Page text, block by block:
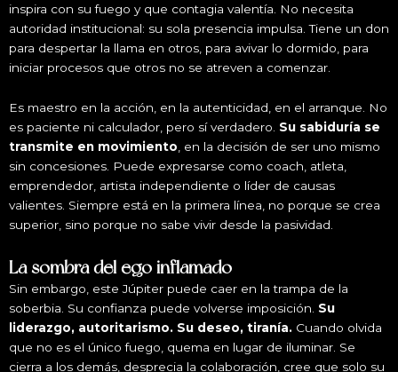
inspira con su fuego y que contagia valentía. No necesita
autoridad institucional: su sola presencia impulsa. Tiene un don
para despertar la llama en otros, para avivar lo dormido, para
iniciar procesos que otros no se atreven a comenzar.
Es maestro en la acción, en la autenticidad, en el arranque. No
es paciente ni calculador, pero sí verdadero. Su sabiduría se
transmite en movimiento, en la decisión de ser uno mismo
sin concesiones. Puede expresarse como coach, atleta,
emprendedor, artista independiente o líder de causas
valientes. Siempre está en la primera línea, no porque se crea
superior, sino porque no sabe vivir desde la pasividad.
La sombra del ego inflamado
Sin embargo, este Júpiter puede caer en la trampa de la
soberbia. Su confianza puede volverse imposición. Su
liderazgo, autoritarismo. Su deseo, tiranía. Cuando olvida
que no es el único fuego, quema en lugar de iluminar. Se
cierra a los demás, desprecia la colaboración, cree que solo su